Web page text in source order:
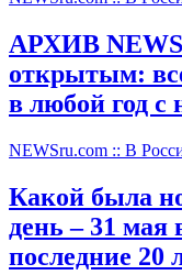
АРХИВ
открытым:
в любой год с
NEWSru.com :: В
Какой была
день – 31 мая
последние 20